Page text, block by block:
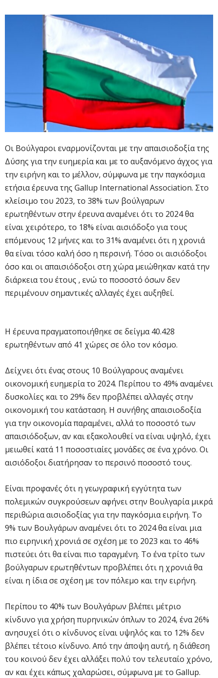
Οι Βούλγαροι εναρμονίζονται με την απαισιοδοξία της
Δύσης για την ευημερία και με το αυξανόμενο άγχος για
την ειρήνη και το μέλλον, σύμφωνα με την παγκόσμια
ετήσια έρευνα της Gallup International Association. Στο
κλείσιμο του 2023, το 38% των βούλγαρων
ερωτηθέντων στην έρευνα αναμένει ότι το 2024 θα
είναι χειρότερο, το 18% είναι αισιόδοξο για τους
επόμενους 12 μήνες και το 31% αναμένει ότι η χρονιά
θα είναι τόσο καλή όσο η περσινή. Τόσο οι αισιόδοξοι
όσο και οι απαισιόδοξοι στη χώρα μειώθηκαν κατά την
διάρκεια του έτους , ενώ το ποσοστό όσων δεν
περιμένουν σημαντικές αλλαγές έχει αυξηθεί.
Η έρευνα πραγματοποιήθηκε σε δείγμα 40.428
ερωτηθέντων από 41 χώρες σε όλο τον κόσμο.
Δείχνει ότι ένας στους 10 Βούλγαρους αναμένει
οικονομική ευημερία το 2024. Περίπου το 49% αναμένει
δυσκολίες και το 29% δεν προβλέπει αλλαγές στην
οικονομική του κατάσταση. Η συνήθης απαισιοδοξία
για την οικονομία παραμένει, αλλά το ποσοστό των
απαισιόδοξων, αν και εξακολουθεί να είναι υψηλό, έχει
μειωθεί κατά 11 ποσοστιαίες μονάδες σε ένα χρόνο. Οι
αισιόδοξοι διατήρησαν το περσινό ποσοστό τους.
Είναι προφανές ότι η γεωγραφική εγγύτητα των
πολεμικών συγκρούσεων αφήνει στην Βουλγαρία μικρά
περιθώρια αισιοδοξίας για την παγκόσμια ειρήνη. Το
9% των Βουλγάρων αναμένει ότι το 2024 θα είναι μια
πιο ειρηνική χρονιά σε σχέση με το 2023 και το 46%
πιστεύει ότι θα είναι πιο ταραγμένη. Το ένα τρίτο των
βούλγαρων ερωτηθέντων προβλέπει ότι η χρονιά θα
είναι η ίδια σε σχέση με τον πόλεμο και την ειρήνη.
Περίπου το 40% των Βουλγάρων βλέπει μέτριο
κίνδυνο για χρήση πυρηνικών όπλων το 2024, ένα 26%
ανησυχεί ότι ο κίνδυνος είναι υψηλός και το 12% δεν
βλέπει τέτοιο κίνδυνο. Από την άποψη αυτή, η διάθεση
του κοινού δεν έχει αλλάξει πολύ τον τελευταίο χρόνο,
αν και έχει κάπως χαλαρώσει, σύμφωνα με το Gallup.